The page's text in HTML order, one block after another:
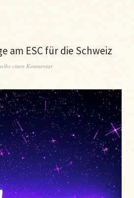
am ESC für die Schweiz
einen Kommentar